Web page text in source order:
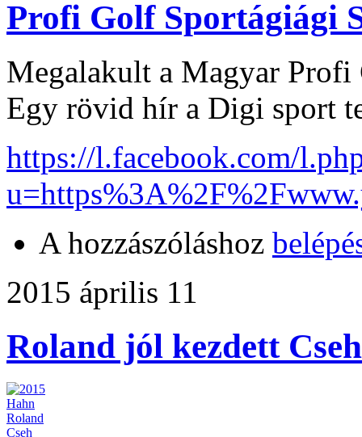
Profi Golf Sportágiági
Megalakult a Magyar Profi
Egy rövid hír a Digi sport
https://l.facebook.com/
A hozzászóláshoz
2015 április 11
Roland jól kezdett